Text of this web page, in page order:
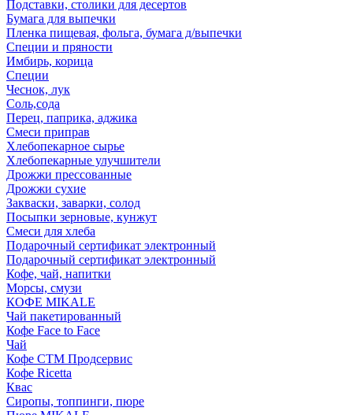
Подставки, столики для десертов
Бумага для выпечки
Пленка пищевая, фольга, бумага д/выпечки
Специи и пряности
Имбирь, корица
Специи
Чеснок, лук
Соль,сода
Перец, паприка, аджика
Смеси приправ
Хлебопекарное сырье
Хлебопекарные улучшители
Дрожжи прессованные
Дрожжи сухие
Закваски, заварки, солод
Посыпки зерновые, кунжут
Смеси для хлеба
Подарочный сертификат электронный
Подарочный сертификат электронный
Кофе, чай, напитки
Морсы, смузи
КОФЕ MIKALE
Чай пакетированный
Кофе Face to Face
Чай
Кофе СТМ Продсервис
Кофе Ricetta
Квас
Сиропы, топпинги, пюре